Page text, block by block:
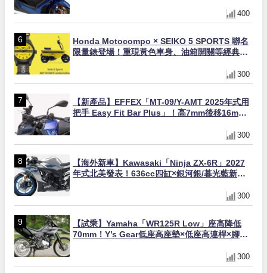
400
Honda Motocompo × SEIKO 5 SPORTS 聯名
限量錶登場！重現黃色車身、油箱開關等經典設
300
【新產品】EFFEX「MT-09/Y-AMT 2025年式用
把手 Easy Fit Bar Plus」！高7mm後移16mm
300
【海外新車】Kawasaki「Ninja ZX-6R」2027
年式北美發表！636cc四缸×銀河銀/暮光藍新色
300
【試乘】Yamaha「WR125R Low」座高降低
70mm！Y’s Gear低座高座墊×低座高連桿×腳踏
300